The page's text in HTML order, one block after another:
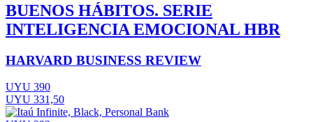
BUENOS HÁBITOS. SERIE
INTELIGENCIA EMOCIONAL HBR
HARVARD BUSINESS REVIEW
UYU 390
UYU 331,50